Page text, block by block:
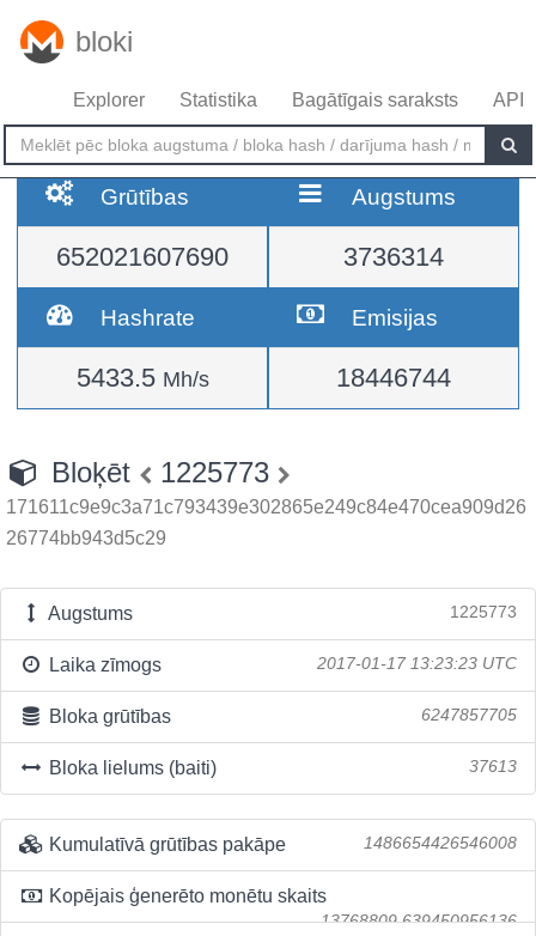
bloki
Explorer Statistika Bagātīgais saraksts API
Grūtības
652021607690
Augstums
3736314
Hashrate
5433.5 Mh/s
Emisijas
18446744
Bloķēt 1225773
171611c9e9c3a71c793439e302865e249c84e470cea909d26
26774bb943d5c29
Augstums 1225773
Laika zīmogs 2017-01-17 13:23:23 UTC
Bloka grūtības 6247857705
Bloka lielums (baiti) 37613
Kumulatīvā grūtības pakāpe 1486654426546008
Kopējais ģenerēto monētu skaits
13768809.639450956136